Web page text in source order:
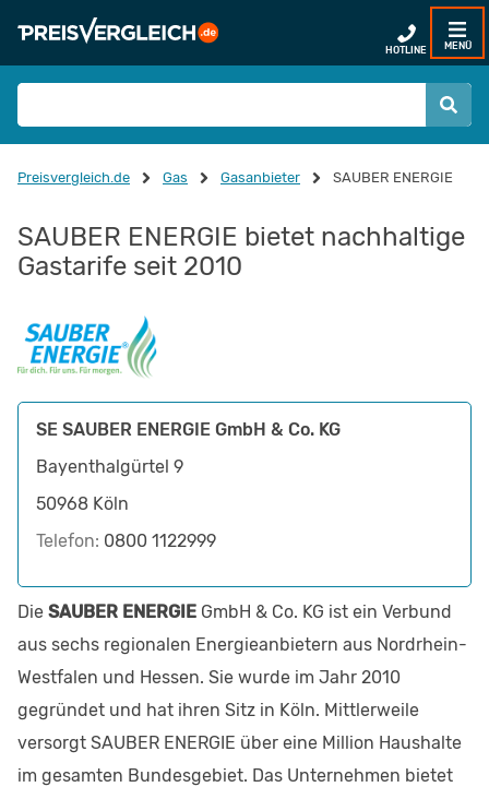
HOTLINE MENÜ
Preisvergleich.de Gas Gasanbieter SAUBER ENERGIE
SAUBER ENERGIE bietet nachhaltige
Gastarife seit 2010
SE SAUBER ENERGIE GmbH & Co. KG
Bayenthalgürtel 9
50968 Köln
Telefon: 0800 1122999
Die SAUBER ENERGIE GmbH & Co. KG ist ein Verbund
aus sechs regionalen Energieanbietern aus Nordrhein-
Westfalen und Hessen. Sie wurde im Jahr 2010
gegründet und hat ihren Sitz in Köln. Mittlerweile
versorgt SAUBER ENERGIE über eine Million Haushalte
im gesamten Bundesgebiet. Das Unternehmen bietet